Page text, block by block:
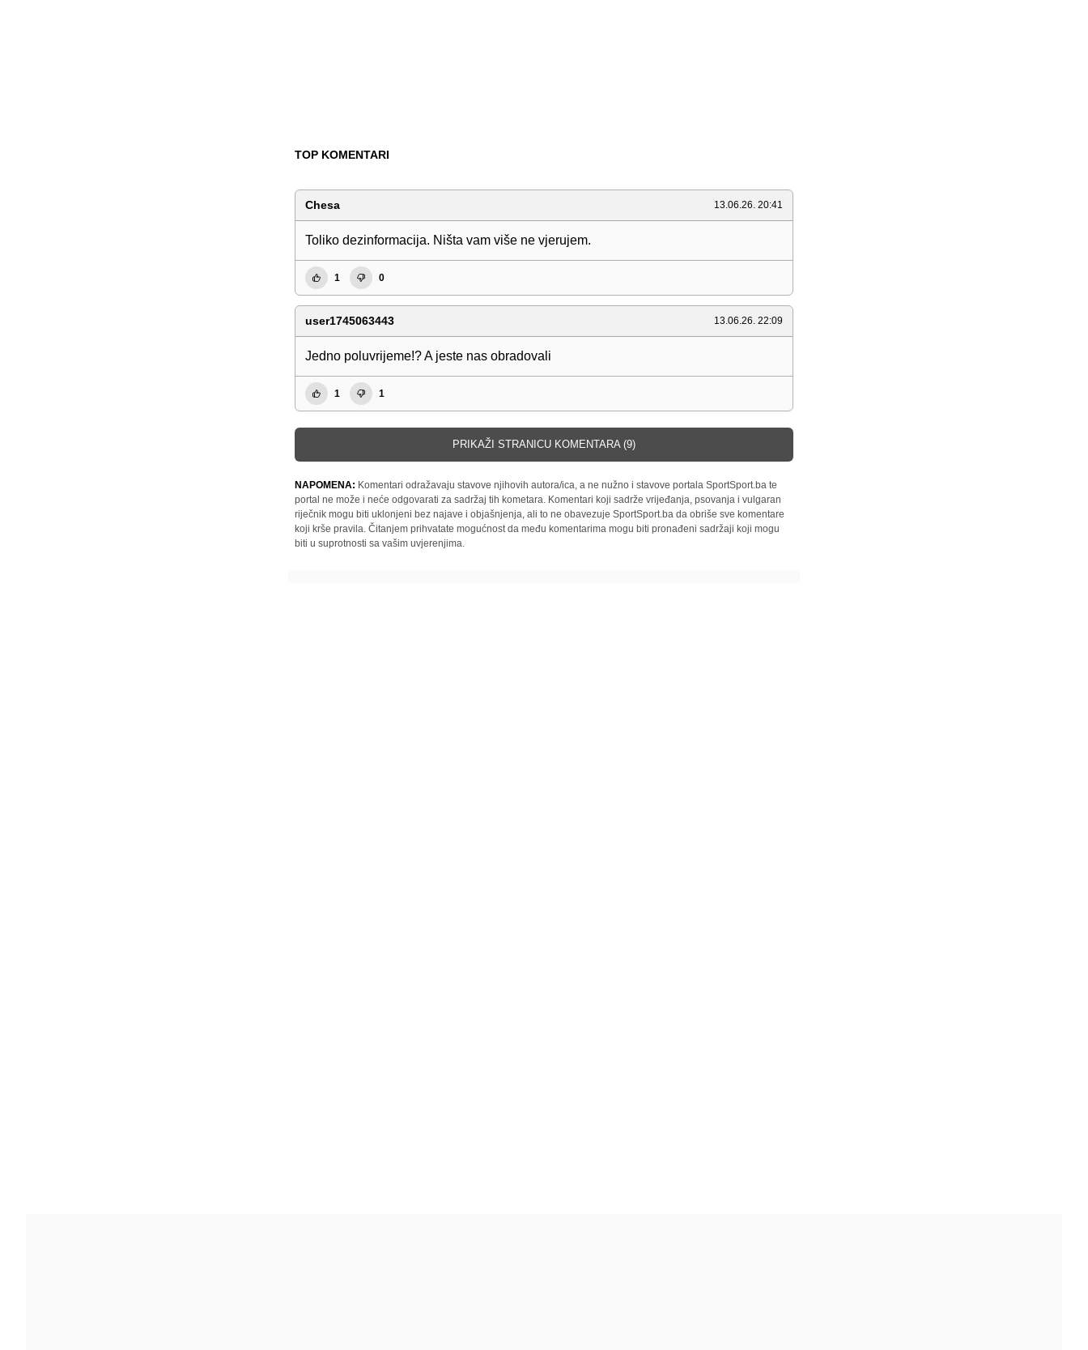
TOP KOMENTARI
Chesa 13.06.26. 20:41
Toliko dezinformacija. Ništa vam više ne vjerujem.
1 0
user1745063443 13.06.26. 22:09
Jedno poluvrijeme!? A jeste nas obradovali
1 1
PRIKAŽI STRANICU KOMENTARA (9)
NAPOMENA: Komentari odražavaju stavove njihovih autora/ica, a ne nužno i stavove portala SportSport.ba te
portal ne može i neće odgovarati za sadržaj tih kometara. Komentari koji sadrže vrijeđanja, psovanja i vulgaran
riječnik mogu biti uklonjeni bez najave i objašnjenja, ali to ne obavezuje SportSport.ba da obriše sve komentare
koji krše pravila. Čitanjem prihvatate mogućnost da među komentarima mogu biti pronađeni sadržaji koji mogu
biti u suprotnosti sa vašim uvjerenjima.